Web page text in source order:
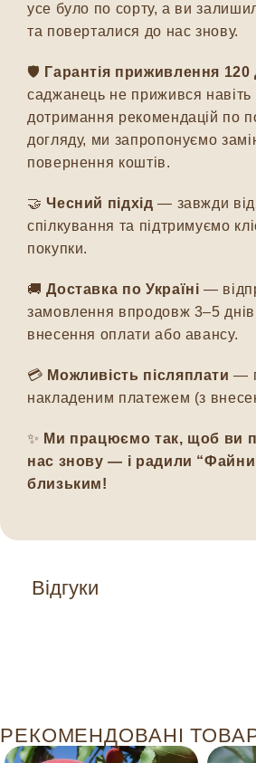
Відгуки
усе було по сорту, а ви
та поверталися до нас знову.
🛡️ Гарантія приживлення 120
саджанець не прижився навіть
дотримання рекомендацій по
догляду, ми запропонуємо
повернення коштів.
🤝Чесний підхід — завжди
спілкування та підтримуємо
покупки.
🚚Доставка по Україні —
замовлення впродовж 3–5
внесення оплати або авансу.
💳 Можливість післяплати —
накладеним платежем (з
✨ Ми працюємо так, щоб ви
нас знову — і радили
близьким!
РЕКОМЕНДОВАНІ